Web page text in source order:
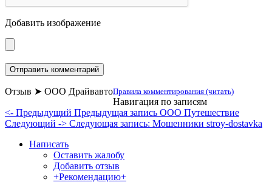
Добавить изображение
Правила комментирования (читать)
Отзыв ➤ ООО Драйвавто
Навигация по записям
<- Предыдущий Предыдущая запись ООО Путешествие
Следующий -> Следующая запись: Мошенники stroy-dostavka
Написать
Оставить жалобу
Добавить отзыв
+Рекомендацию+